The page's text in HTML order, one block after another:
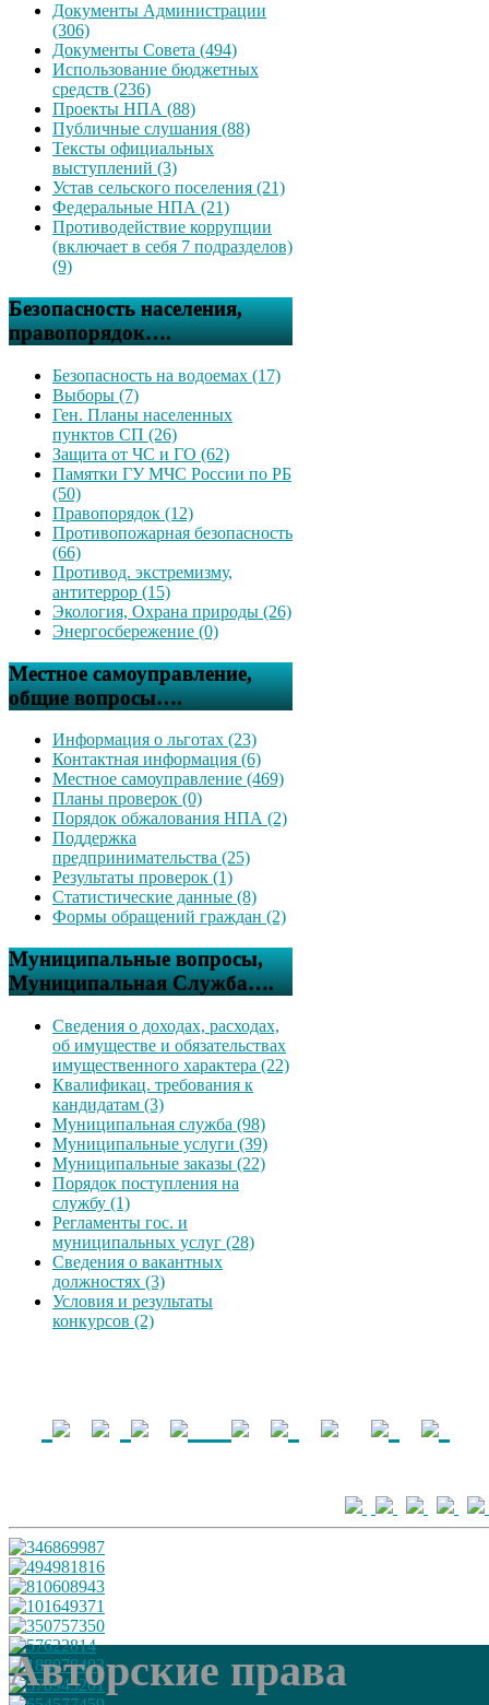
Документы Администрации
(306)
Документы Совета (494)
Использование бюджетных
средств (236)
Проекты НПА (88)
Публичные слушания (88)
Тексты официальных
выступлений (3)
Устав сельского поселения (21)
Федеральные НПА (21)
Противодействие коррупции
(включает в себя 7 подразделов)
(9)
Безопасность населения,
правопорядок….
Безопасность на водоемах (17)
Выборы (7)
Ген. Планы населенных
пунктов СП (26)
Защита от ЧС и ГО (62)
Памятки ГУ МЧС России по РБ
(50)
Правопорядок (12)
Противопожарная безопасность
(66)
Противод. экстремизму,
антитеррор (15)
Экология, Охрана природы (26)
Энергосбережение (0)
Местное самоуправление,
общие вопросы….
Информация о льготах (23)
Контактная информация (6)
Местное самоуправление (469)
Планы проверок (0)
Порядок обжалования НПА (2)
Поддержка
предпринимательства (25)
Результаты проверок (1)
Статистические данные (8)
Формы обращений граждан (2)
Муниципальные вопросы,
Муниципальная Служба….
Сведения о доходах, расходах,
об имуществе и обязательствах
имущественного характера (22)
Квалификац. требования к
кандидатам (3)
Муниципальная служба (98)
Муниципальные услуги (39)
Муниципальные заказы (22)
Порядок поступления на
службу (1)
Регламенты гос. и
муниципальных услуг (28)
Сведения о вакантных
должностях (3)
Условия и результаты
конкурсов (2)
Авторские права